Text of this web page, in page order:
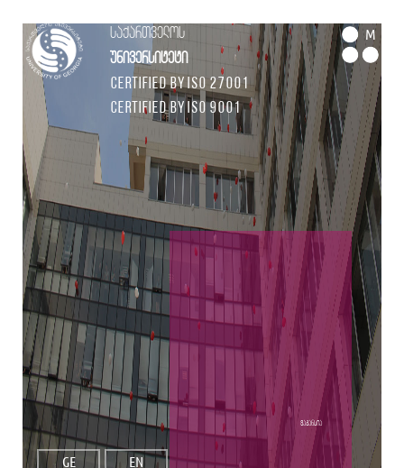
საქართველოს
უნივერსიტეტი
Certified by ISO 27001
Certified by ISO 9001
M
GE EN
ვაკანსია